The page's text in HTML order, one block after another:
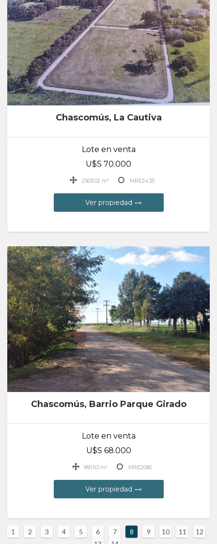
Chascomús, La Cautiva
Lote en venta
U$S 70.000
2505.02 m² MRE2435
Ver propiedad
Chascomús, Barrio Parque Girado
Lote en venta
U$S 68.000
891.53 m² MRE2080
Ver propiedad
1 2 3 4 5 6 7 8 9 10 11
12